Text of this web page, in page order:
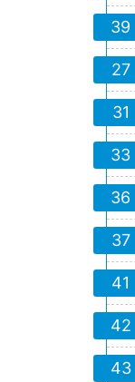
39
27
31
33
36
37
41
42
43